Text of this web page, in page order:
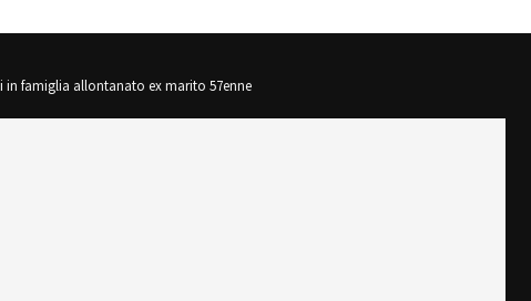
famiglia allontanato ex marito 57enne